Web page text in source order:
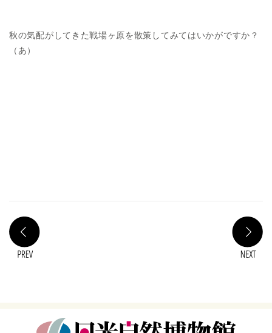
秋の気配がしてきた戦場ヶ原を散策してみてはいかがですか？
（あ）